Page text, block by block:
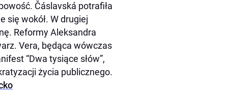
Čáslavská potrafiła
się wokół. W drugiej
Reformy Aleksandra
Vera, będąca wówczas
“Dwa tysiące słów”,
życia publicznego.